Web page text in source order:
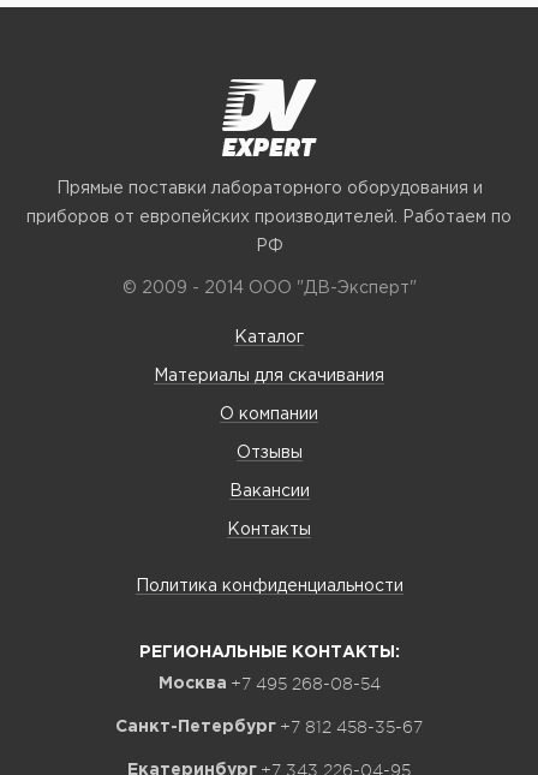
Прямые поставки лабораторного оборудования и
приборов от европейских производителей. Работаем по
РФ
© 2009 - 2014 ООО "ДВ-Эксперт"
Каталог
Материалы для скачивания
О компании
Отзывы
Вакансии
Контакты
Политика конфиденциальности
РЕГИОНАЛЬНЫЕ КОНТАКТЫ:
Москва +7 495 268-08-54
Санкт-Петербург +7 812 458-35-67
Екатеринбург +7 343 226-04-95